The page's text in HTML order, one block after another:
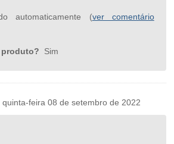
automaticamente (ver comentário
produto? Sim
feira 08 de setembro de 2022